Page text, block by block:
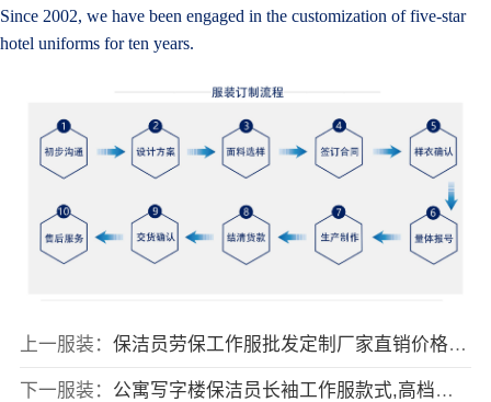
Since 2002, we have been engaged in the customization of five-star
hotel uniforms for ten years.
上一服装： 保洁员劳保工作服批发定制厂家直销价格,保洁员春秋工作服图片款式
下一服装： 公寓写字楼保洁员长袖工作服款式,高档小区保洁员冬季室外工作服图片